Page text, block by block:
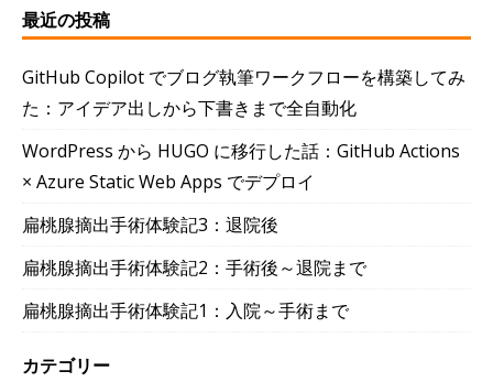
最近の投稿
GitHub Copilot でブログ執筆ワークフローを構築してみ
た：アイデア出しから下書きまで全自動化
WordPress から HUGO に移行した話：GitHub Actions
× Azure Static Web Apps でデプロイ
扁桃腺摘出手術体験記3：退院後
扁桃腺摘出手術体験記2：手術後～退院まで
扁桃腺摘出手術体験記1：入院～手術まで
カテゴリー